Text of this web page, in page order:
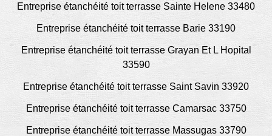
Entreprise étanchéité toit terrasse Sainte Helene 33480
Entreprise étanchéité toit terrasse Barie 33190
Entreprise étanchéité toit terrasse Grayan Et L Hopital
33590
Entreprise étanchéité toit terrasse Saint Savin 33920
Entreprise étanchéité toit terrasse Camarsac 33750
Entreprise étanchéité toit terrasse Massugas 33790